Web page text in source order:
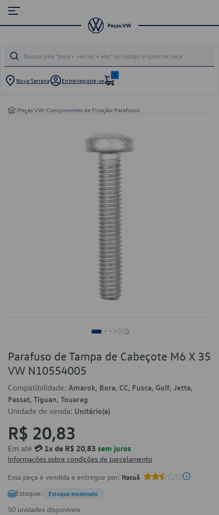
Nova Serrana Entre/registre-se
0
/Peças VW/Componentes de Fixação/Parafusos
Parafuso de Tampa de Cabeçote M6 X 35
VW N10554005
Compatibilidade: Amarok, Bora, CC, Fusca, Golf, Jetta,
Passat, Tiguan, Touareg
Unidade de venda: Unitário(a)
R$ 20,83
Em até 💳 1x de R$ 20,83 sem juros
Informações sobre condições de parcelamento
Essa peça é vendida e entregue por: Itacuã
Estoque: Estoque moderado
50 unidades disponíveis